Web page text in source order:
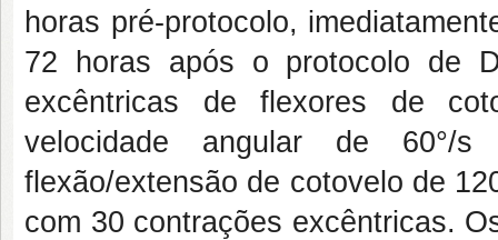
horas pré-protocolo,
72 horas após o protocolo de
excêntricas de flexores de
velocidade angular de 60°/
flexão/extensão de cotovelo de
com 30 contrações excêntricas.